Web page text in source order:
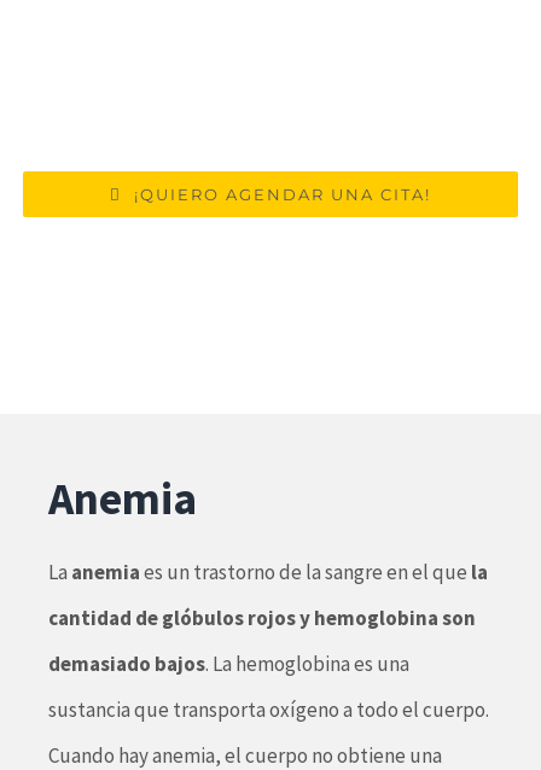
¡QUIERO AGENDAR UNA CITA!
Anemia
La anemiaes un trastorno de la sangre en el que la
cantidad de glóbulos rojos y hemoglobina son
demasiado bajos. La hemoglobina es una
sustancia que transporta oxígeno a todo el cuerpo.
Cuando hay anemia, el cuerpo no obtiene una